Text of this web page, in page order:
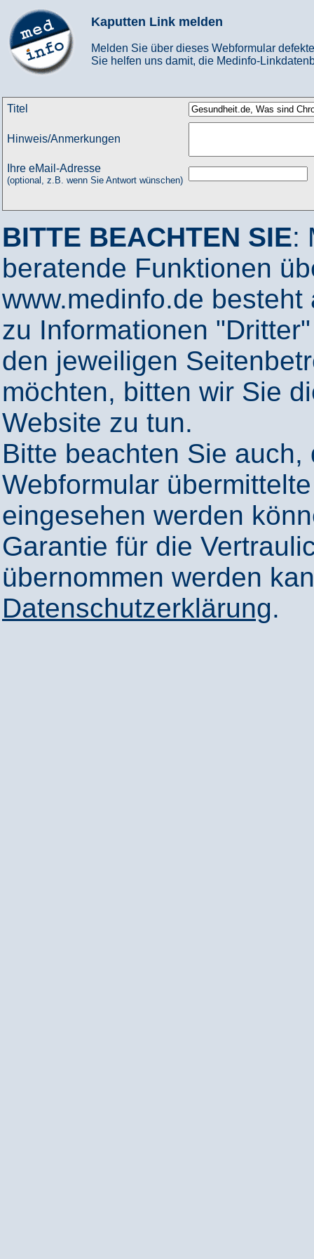
Kaputten Link melden
Melden Sie über dieses Webformular
Sie helfen uns damit, die Medinfo-
Titel
Hinweis/Anmerkungen
Ihre eMail-Adresse
(optional, z.B. wenn Sie Antwort wünschen)
BITTE BEACHTEN SIE:
beratende Funktionen
www.medinfo.de
zu Informationen
den jeweiligen
möchten, bitten wir Sie
Website zu tun.
Bitte beachten Sie
Webformular
eingesehen werden
Garantie für die
übernommen werden
Datenschutzerklärung.